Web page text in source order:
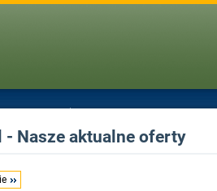
- Nasze aktualne oferty